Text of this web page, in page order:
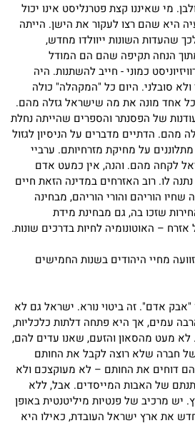
מי שאיננו קצת פטרנליסט אינו יכול
היא שהם רצו לעקור את הישן. הייתה
שהעדות השונות ייוולדו מחדש,
מתוך הנחה תקיפה שהם הם המודל
כמוני - חייב להשתנות. היה
סובלני. היום כל "המקהלה" כולה
אחד מונה את מה שישראל גזלה מהם.
של הפסנתר והספרים שהייתה נחלת
מהם. הדתיים מדברים על הניסיון לגזול
על מחיקת מזרחיותם. ערביי
לקחה מהם. והנה, אין כמעט אדם
לו. רוב האזרחים במדינה הזאת חיים
שחיו הוריהם והורי הוריהם, מבחינה
שזכו בה, גם מבחינת מידת
אזרח – האוטונומיה לחיות בדרכים שונות.
מחיי היהודים בשנות החמישים
"אבק אדם". זה ביטוי נורא. ישראל גם לא
עמים, אך היא פתחה דלתות כלכליות,
לא מעט מהסאון והזעם, שאנו עדים להם,
חברה שלא רוצה לקבל את החותם
דוחים את החותם – לא מעוקצכם ולא
של האבות המייסדים. אבל, ללא
יש מרכיב של פנטיות מיליטנטית באופן
את ארץ ישראל העובדת, כאילו היא